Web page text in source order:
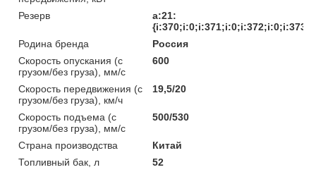
Резерв
a:21:
Родина бренда
Россия
Скорость опускания (с
грузом/без груза), мм/с
600
Скорость передвижения (с
грузом/без груза), км/ч
19,5/20
Скорость подъема (с
грузом/без груза), мм/с
500/530
Страна производства
Китай
Топливный бак, л
52